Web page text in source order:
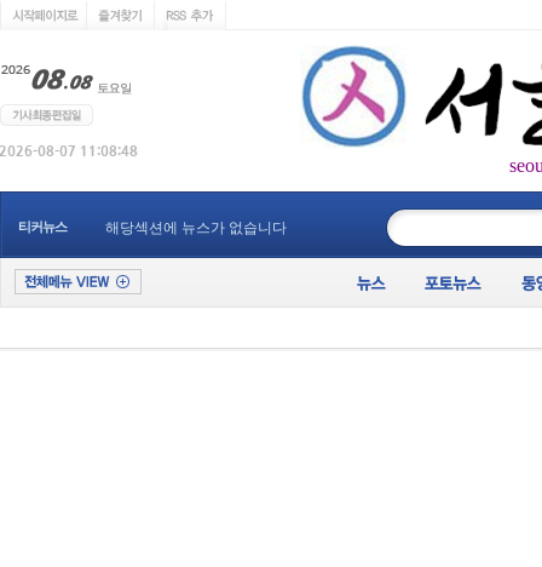
티커뉴스 해당섹션에 뉴스가 없습니다